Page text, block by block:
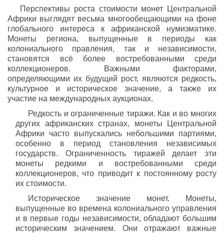
Перспективы роста стоимости монет Центральной
Африки выглядят весьма многообещающими на фоне
глобального интереса к африканской нумизматике.
Монеты региона, выпущенные в периоды как
колониального правления, так и независимости,
становятся всё более востребованными среди
коллекционеров. Важными факторами,
определяющими их будущий рост, являются редкость,
культурное и историческое значение, а также их
участие на международных аукционах.
Редкость и ограниченные тиражи. Как и во многих
других африканских странах, монеты Центральной
Африки часто выпускались небольшими партиями,
особенно в период становления независимых
государств. Ограниченность тиражей делает эти
монеты редкими и востребованными среди
коллекционеров, что приводит к постоянному росту
их стоимости.
Историческое значение монет. Монеты,
выпущенные во времена колониального управления
и в первые годы независимости, обладают большим
историческим значением. Они отражают важные